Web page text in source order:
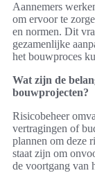
Aannemers
om ervoor te
en normen. Dit
gezamenlijke
het bouwproces
Wat zijn de
bouwprojecten?
Risicobeheer
vertragingen of
plannen om deze
staat zijn om
de voortgang van